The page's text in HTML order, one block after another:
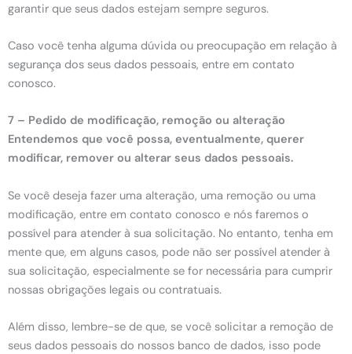
garantir que seus dados estejam sempre seguros.
Caso você tenha alguma dúvida ou preocupação em relação à
segurança dos seus dados pessoais, entre em contato
conosco.
7 – Pedido de modificação, remoção ou alteração
Entendemos que você possa, eventualmente, querer
modificar, remover ou alterar seus dados pessoais.
Se você deseja fazer uma alteração, uma remoção ou uma
modificação, entre em contato conosco e nós faremos o
possível para atender à sua solicitação. No entanto, tenha em
mente que, em alguns casos, pode não ser possível atender à
sua solicitação, especialmente se for necessária para cumprir
nossas obrigações legais ou contratuais.
Além disso, lembre-se de que, se você solicitar a remoção de
seus dados pessoais do nossos banco de dados, isso pode